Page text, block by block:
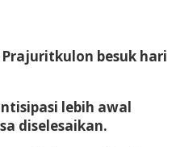
besuk hari
lebih awal
diselesaikan.